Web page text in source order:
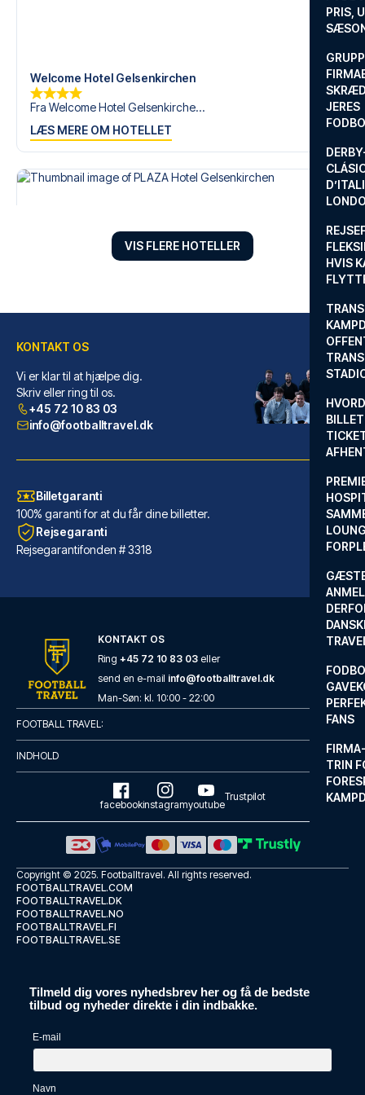
PRIS,
JERES
HVIS
FANS
TRIN
Welcome Hotel Gelsenkirchen
Fra Welcome Hotel Gelsenkirche...
LÆS MERE OM HOTELLET
PLAZA Hotel Gelsenkirchen
Fra PLAZA Hotel Gelsenkirchen ...
LÆS MERE OM HOTELLET
Good Morning Gelsenkirchen City
Med et ophold ved Good Morning...
LÆS MERE OM HOTELLET
Med et ophold ved Mercure Düss...
VIS FLERE HOTELLER
KONTAKT OS
Vi er klar til at hjælpe dig.
Skriv eller ring til os.
+45 72 10 83 03
info@footballtravel.dk
Billetgaranti
100% garanti for at du får dine billetter.
Rejsegaranti
Rejsegarantifonden # 3318
KONTAKT OS
Ring +45 72 10 83 03 eller
send en e-mail info@footballtravel.dk
Man-Søn: kl. 10:00 - 22:00
FOOTBALL TRAVEL:
INDHOLD
facebookinstagramyoutube
Trustpilot
Copyright © 2025. Footballtravel. All rights reserved.
FOOTBALLTRAVEL.COM
FOOTBALLTRAVEL.DK
FOOTBALLTRAVEL.NO
FOOTBALLTRAVEL.FI
FOOTBALLTRAVEL.SE
Tilmeld dig vores nyhedsbrev her og få de bedste
tilbud og nyheder direkte i din indbakke.
E-mail
Navn